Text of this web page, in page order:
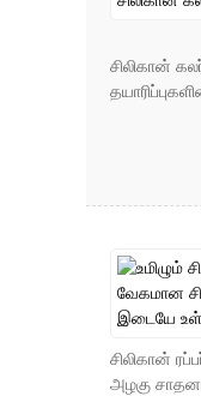
சிலிகான்
சிலிகான்
அழகு